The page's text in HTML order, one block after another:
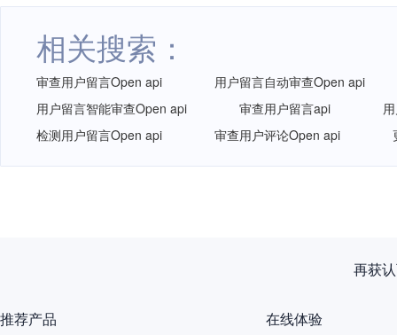
相关搜索：
审查用户留言Open api
用户留言自动审查Open api
用户留言智能审查Open api
审查用户留言api
检测用户留言Open api
审查用户评论Open api
再获
推荐产品 在线体验